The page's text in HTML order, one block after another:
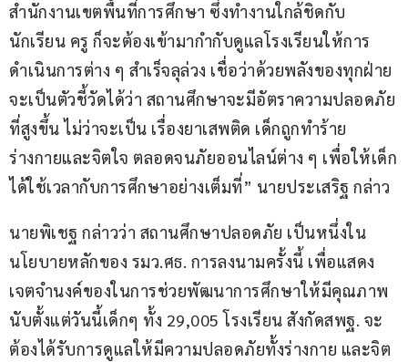
สำนักงานเขตพื้นที่การศึกษา ซึ่งทำงานใกล้ชิดกับ
นักเรียน ครู ก็จะต้องเข้ามากำกับดูแลโรงเรียนให้การ
ดำเนินการต่าง ๆ สำเร็จลุล่วง เชื่อว่าด้วยพลังของทุกฝ่าย
จะเป็นตัวชี้วัดได้ว่า สถานศึกษาจะมีอัตราความปลอดภัย
ที่สูงขึ้น ไม่ว่าจะเป็น เรื่องยาเสพติด เด็กถูกทำร้าย
ร่างกายและจิตใจ ตลอดจนภัยออนไลน์ต่าง ๆ เพื่อให้เด็ก
ได้ใช้เวลากับการศึกษาอย่างเต็มที่” นายประเสริฐ กล่าว
นายพิเชฐ กล่าวว่า สถานศึกษาปลอดภัย เป็นหนึ่งใน
นโยบายหลักของ รมว.ศธ. การลงนามครั้งนี้ เพื่อแสดง
เจตจำนงค์ของในการช่วยพัฒนาการศึกษาให้มีคุณภาพ
นับตั้งแต่วันนี้เด็กๆ ทั้ง 29,005 โรงเรียน สังกัดสพฐ. จะ
ต้องได้รับการดูแลให้มีความปลอดภัยทั้งร่างกาย และจิต